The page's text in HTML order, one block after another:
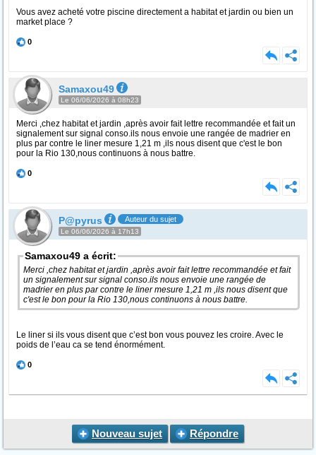
Vous avez acheté votre piscine directement a habitat et jardin ou bien un
market place ?
0
Samaxou49
Le 06/06/2026 à 08h23
Merci ,chez habitat et jardin ,après avoir fait lettre recommandée et fait un
signalement sur signal conso.ils nous envoie une rangée de madrier en
plus par contre le liner mesure 1,21 m ,ils nous disent que c'est le bon
pour la Rio 130,nous continuons à nous battre.
0
P@pyrus Auteur du sujet
Le 06/06/2026 à 17h13
Samaxou49 a écrit:
Merci ,chez habitat et jardin ,après avoir fait lettre recommandée et fait
un signalement sur signal conso.ils nous envoie une rangée de
madrier en plus par contre le liner mesure 1,21 m ,ils nous disent que
c'est le bon pour la Rio 130,nous continuons à nous battre.
Le liner si ils vous disent que c’est bon vous pouvez les croire. Avec le
poids de l’eau ca se tend énormément.
0
Nouveau sujet Répondre